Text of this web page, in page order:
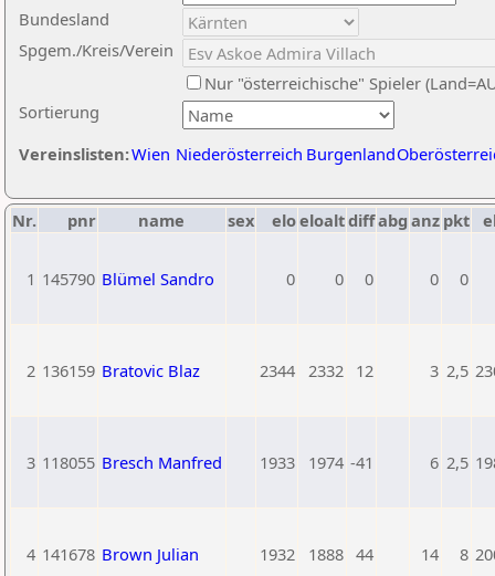
Sortierung
Bundesland
Spgem./Kreis/Verein
Nur "österreichische" Spieler
Vereinslisten:Wien Niederösterreich Burgenland
Nr. pnr name sex eloeloaltdiffabg anz pkt
1 145790 Blümel Sandro 0 0 0 0 0
2 136159 Bratovic Blaz 2344 2332 12 3 2,5
3 118055 Bresch Manfred 1933 1974 -41 6 2,5
4 141678 Brown Julian 1932 1888 44 14 8